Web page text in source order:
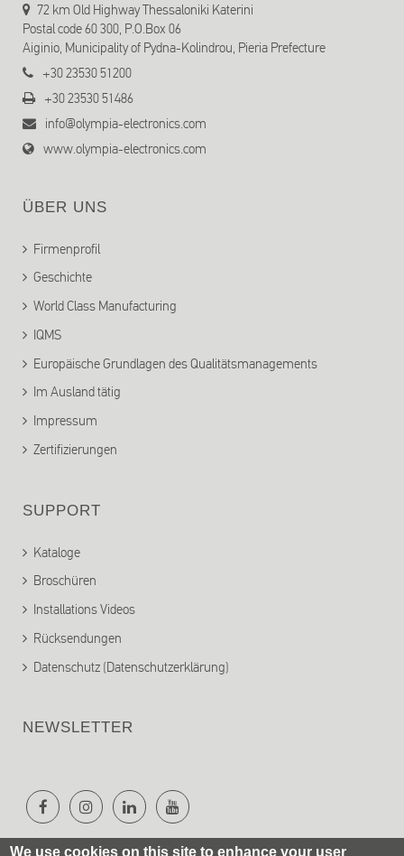
72 km Old Highway Thessaloniki Katerini
Postal code 60 300, P.O.Box 06
Aiginio, Municipality of Pydna-Kolindrou, Pieria Prefecture
+30 23530 51200
+30 23530 51486
info@olympia-electronics.com
www.olympia-electronics.com
ÜBER UNS
Firmenprofil
Geschichte
World Class Manufacturing
IQMS
Europäische Grundlagen des Qualitätsmanagements
Im Ausland tätig
Impressum
Zertifizierungen
SUPPORT
Kataloge
Broschüren
Installations Videos
Rücksendungen
Datenschutz (Datenschutzerklärung)
NEWSLETTER
We use cookies on this site to enhance your user